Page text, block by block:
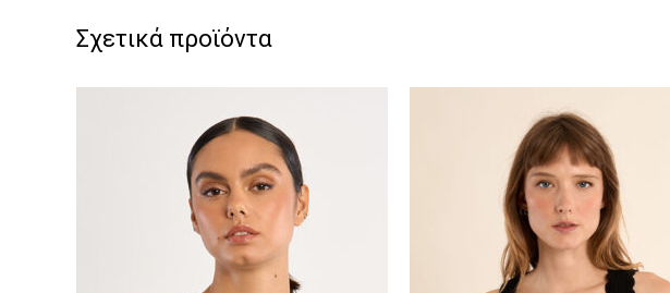
Σχετικά προϊόντα